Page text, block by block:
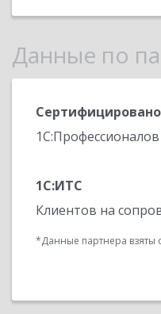
Данные по
Сертифицировано
1С:Профессионалов
1С:ИТС
Клиентов на
*Данные партнера взяты